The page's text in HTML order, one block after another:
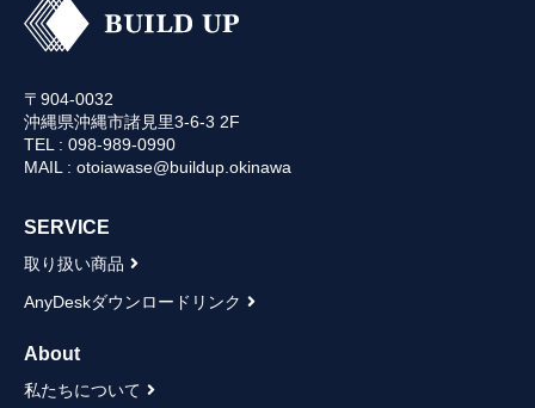
〒904-0032
沖縄県沖縄市諸見里3-6-3 2F
TEL : 098-989-0990
MAIL : otoiawase@buildup.okinawa
SERVICE
取り扱い商品
AnyDeskダウンロードリンク
About
私たちについて